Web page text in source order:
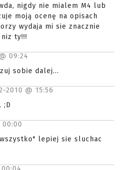
nigdy nie mialem M4 lub
moją ocenę na opisach
wydaja mi sie znacznie
ty!!!
09:24
sobie dalej...
2010 @ 15:56
;D
00:00
lepiej sie sluchac